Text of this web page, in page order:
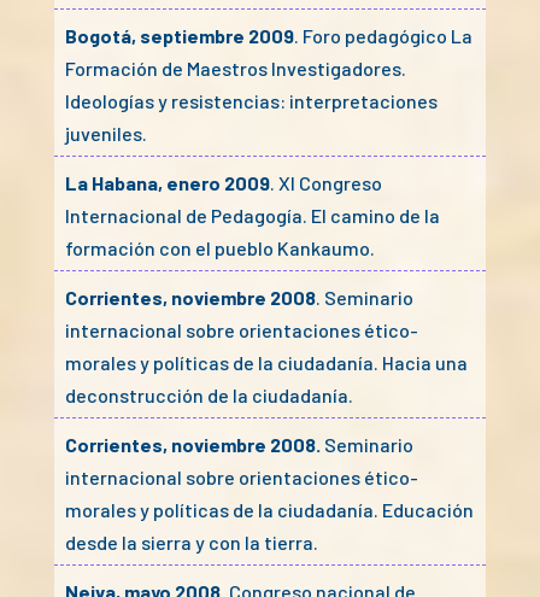
Bogotá, septiembre 2009. Foro pedagógico La
Formación de Maestros Investigadores.
Ideologías y resistencias: interpretaciones
juveniles.
La Habana, enero 2009. XI Congreso
Internacional de Pedagogía. El camino de la
formación con el pueblo Kankaumo.
Corrientes, noviembre 2008. Seminario
internacional sobre orientaciones ético-
morales y políticas de la ciudadanía. Hacia una
deconstrucción de la ciudadanía.
Corrientes, noviembre 2008. Seminario
internacional sobre orientaciones ético-
morales y políticas de la ciudadanía. Educación
desde la sierra y con la tierra.
Neiva, mayo 2008. Congreso nacional de